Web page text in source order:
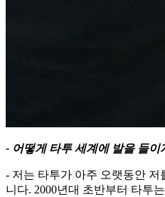
- 어떻게 타투 세계에 발을 들이
- 저는 타투가 아주 오랫동안
니다. 2000년대 초반부터 타투